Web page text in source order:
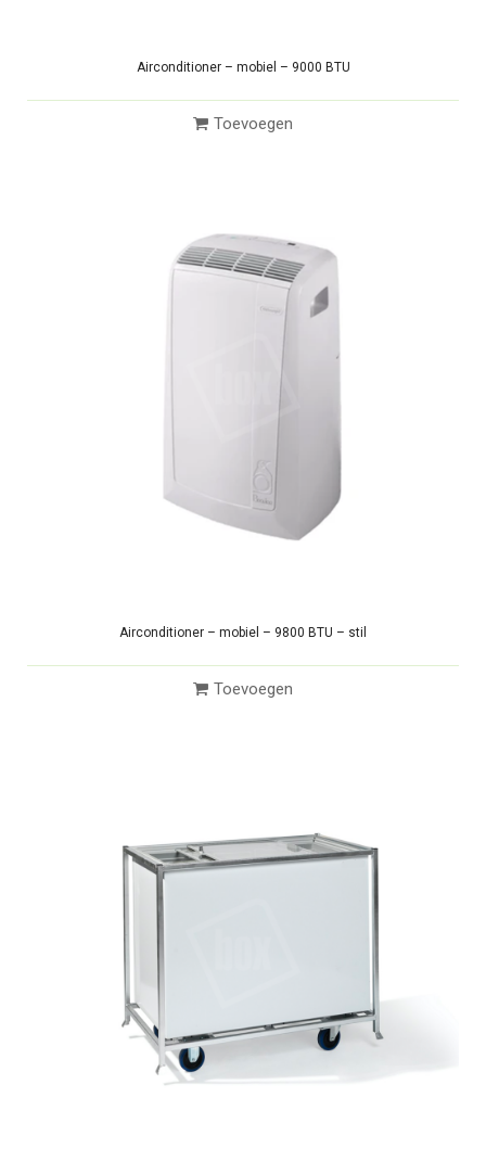
Airconditioner – mobiel – 9000 BTU
Toevoegen
Airconditioner – mobiel – 9800 BTU – stil
Toevoegen